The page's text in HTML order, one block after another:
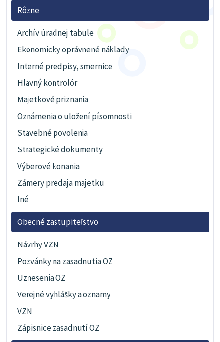
Rôzne
Archív úradnej tabule
Ekonomicky oprávnené náklady
Interné predpisy, smernice
Hlavný kontrolór
Majetkové priznania
Oznámenia o uložení písomnosti
Stavebné povolenia
Strategické dokumenty
Výberové konania
Zámery predaja majetku
Iné
Obecné zastupiteľstvo
Návrhy VZN
Pozvánky na zasadnutia OZ
Uznesenia OZ
Verejné vyhlášky a oznamy
VZN
Zápisnice zasadnutí OZ